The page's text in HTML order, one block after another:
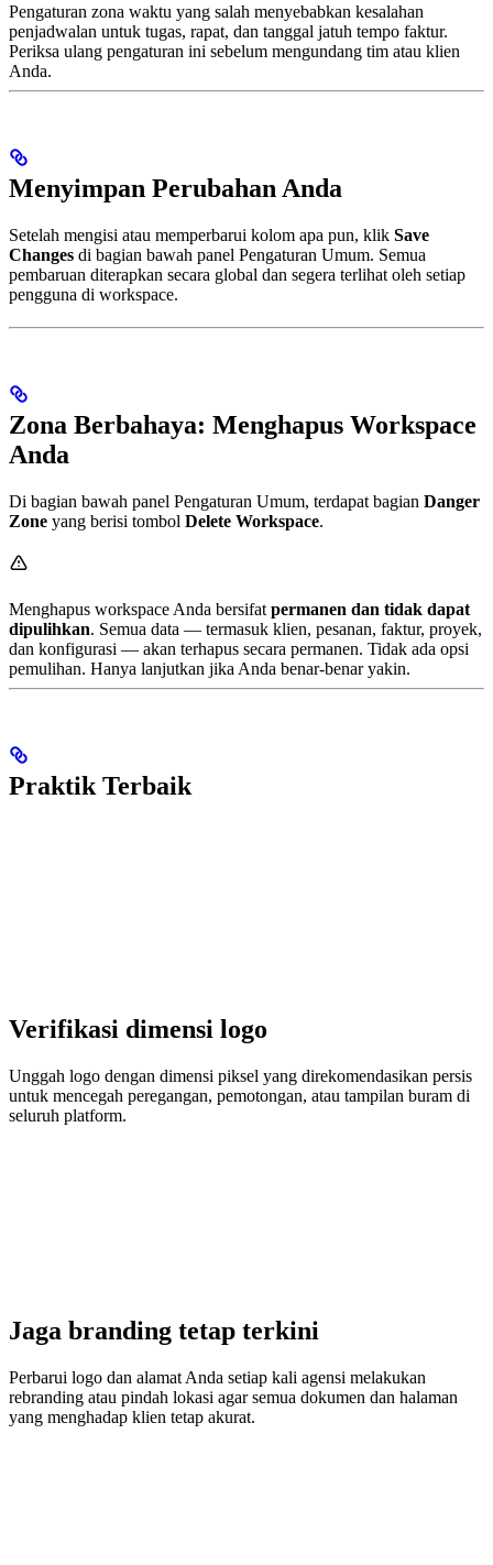
Pengaturan zona waktu yang salah menyebabkan kesalahan
penjadwalan untuk tugas, rapat, dan tanggal jatuh tempo faktur.
Periksa ulang pengaturan ini sebelum mengundang tim atau klien
Anda.
Menyimpan Perubahan Anda
Setelah mengisi atau memperbarui kolom apa pun, klik Save
Changes di bagian bawah panel Pengaturan Umum. Semua
pembaruan diterapkan secara global dan segera terlihat oleh setiap
pengguna di workspace.
Zona Berbahaya: Menghapus Workspace
Anda
Di bagian bawah panel Pengaturan Umum, terdapat bagian Danger
Zone yang berisi tombol Delete Workspace.
Menghapus workspace Anda bersifat permanen dan tidak dapat
dipulihkan. Semua data — termasuk klien, pesanan, faktur, proyek,
dan konfigurasi — akan terhapus secara permanen. Tidak ada opsi
pemulihan. Hanya lanjutkan jika Anda benar-benar yakin.
Praktik Terbaik
Verifikasi dimensi logo
Unggah logo dengan dimensi piksel yang direkomendasikan persis
untuk mencegah peregangan, pemotongan, atau tampilan buram di
seluruh platform.
Jaga branding tetap terkini
Perbarui logo dan alamat Anda setiap kali agensi melakukan
rebranding atau pindah lokasi agar semua dokumen dan halaman
yang menghadap klien tetap akurat.